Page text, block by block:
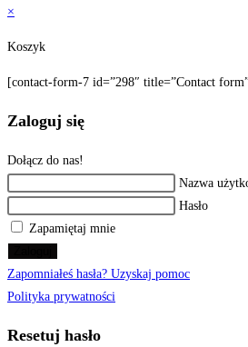
×
Koszyk
[contact-form-7 id=”298″ title=”Contact
Zaloguj się
Dołącz do nas!
Nazwa
Hasło
Zapamiętaj mnie
Zapomniałeś hasła? Uzyskaj pomoc
Polityka prywatności
Resetuj hasło